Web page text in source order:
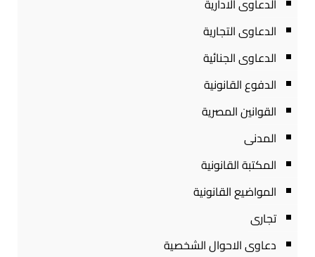
الدعاوى الادارية
الدعاوى التجارية
الدعاوى الجنائية
الدفوع القانونية
القوانين المصرية
المدنى
المكتبة القانونية
المواضيع القانونية
تجارى
دعاوى الاحوال الشخصية